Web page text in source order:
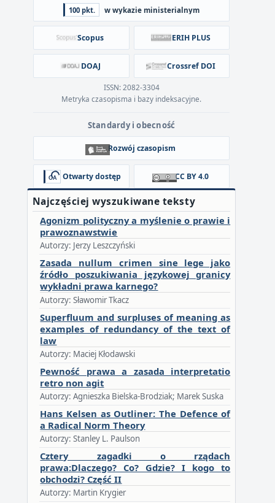
100 pkt. w wykazie ministerialnym
Scopus ERIH PLUS
DOAJ Crossref DOI
ISSN: 2082-3304
Metryka czasopisma i bazy indeksacyjne.
Standardy i obecność
Rozwój czasopism
Otwarty dostęp CC BY 4.0
Najczęściej wyszukiwane teksty
Agonizm polityczny a myślenie o prawie i
prawoznawstwie
Autorzy: Jerzy Leszczyński
Zasada nullum crimen sine lege jako
źródło poszukiwania językowej granicy
wykładni prawa karnego?
Autorzy: Sławomir Tkacz
Superfluum and surpluses of meaning as
examples of redundancy of the text of
law
Autorzy: Maciej Kłodawski
Pewność prawa a zasada interpretatio
retro non agit
Autorzy: Agnieszka Bielska-Brodziak; Marek Suska
Hans Kelsen as Outliner: The Defence of
a Radical Norm Theory
Autorzy: Stanley L. Paulson
Cztery zagadki o rządach
prawa:Dlaczego? Co? Gdzie? I kogo to
obchodzi? Część II
Autorzy: Martin Krygier